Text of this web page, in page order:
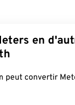
en
peut convertir